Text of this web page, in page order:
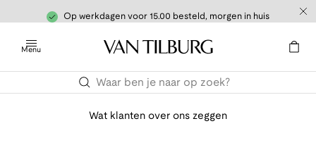
Op werkdagen voor 15.00 besteld, morgen in huis
Menu
Wat klanten over ons zeggen